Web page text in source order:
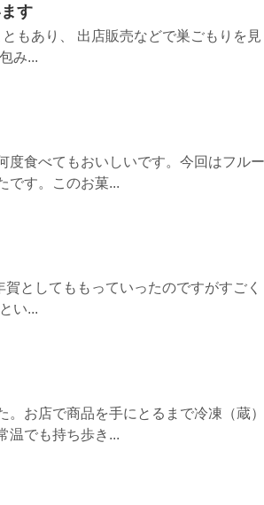
す
もあり、 出店販売などで巣ごもりを見
み...
度食べてもおいしいです。今回はフルー
です。このお菓...
としてももっていったのですがすごく
い...
。お店で商品を手にとるまで冷凍（蔵）
温でも持ち歩き...